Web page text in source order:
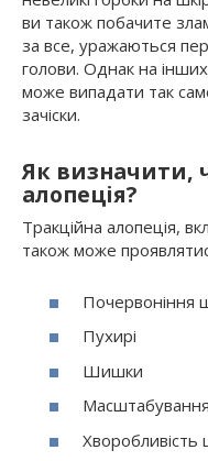
ви також побачите
за все, уражаються
голови. Однак на
може випадати так
зачіски.
Як визначити,
алопеція?
Тракційна алопеція,
також може
Почервоніння
Пухирі
Шишки
Масштабування
Хворобливість